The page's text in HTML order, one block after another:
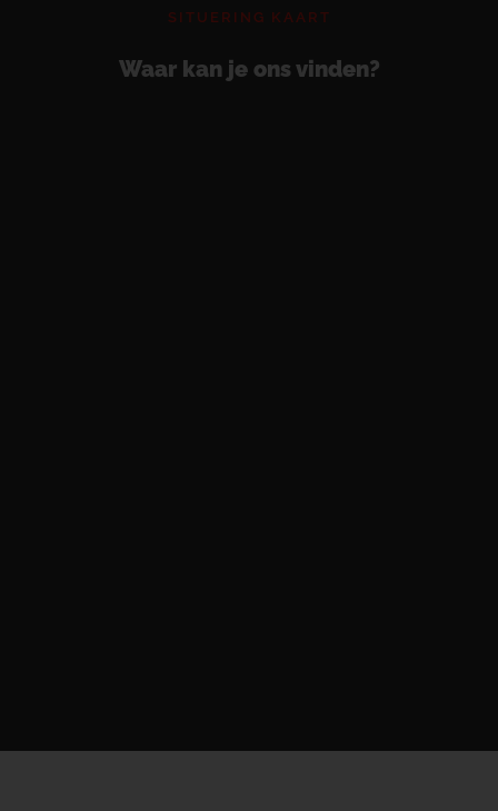
SITUERING KAART
Waar kan je ons vinden?